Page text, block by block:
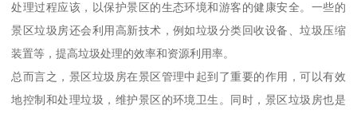
处理过程应该，以保护景区的生态环境和游客的健康安全。一些的
景区垃圾房还会利用高新技术，例如垃圾分类回收设备、垃圾压缩
装置等，提高垃圾处理的效率和资源利用率。
总而言之，景区垃圾房在景区管理中起到了重要的作用，可以有效
地控制和处理垃圾，维护景区的环境卫生。同时，景区垃圾房也是